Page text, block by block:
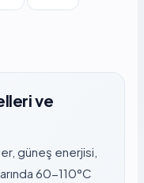
ve
güneş enerjisi,
60-110°C